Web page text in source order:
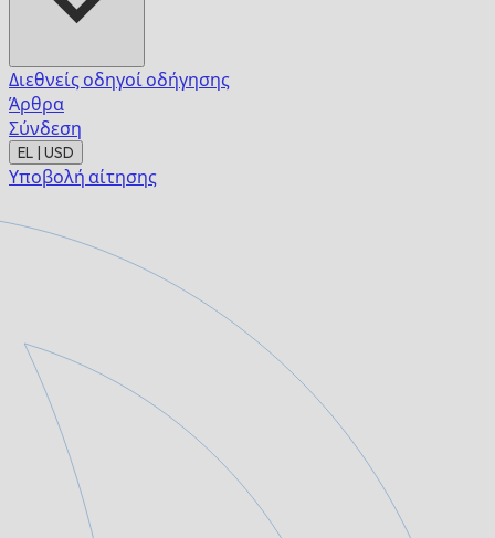
Διεθνείς οδηγοί οδήγησης
Άρθρα
Σύνδεση
EL | USD
Υποβολή αίτησης